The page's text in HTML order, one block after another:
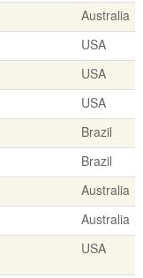
Australia
USA
USA
USA
Brazil
Brazil
Australia
Australia
USA